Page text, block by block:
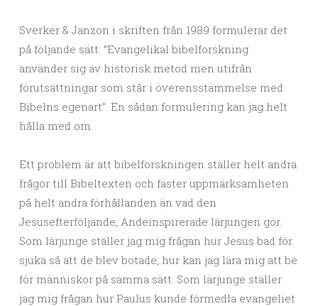
Sverker & Janzon i skriften från 1989 formulerar det
på följande sätt: ”Evangelikal bibelforskning
använder sig av historisk metod men utifrån
förutsättningar som står i överensstämmelse med
Bibelns egenart”. En sådan formulering kan jag helt
hålla med om.
Ett problem är att bibelforskningen ställer helt andra
frågor till Bibeltexten och fäster uppmärksamheten
på helt andra förhållanden än vad den
Jesusefterföljande, Andeinspirerade lärjungen gör.
Som lärjunge ställer jag mig frågan hur Jesus bad för
sjuka så att de blev botade, hur kan jag lära mig att be
för människor på samma sätt. Som lärjunge ställer
jag mig frågan hur Paulus kunde förmedla evangeliet